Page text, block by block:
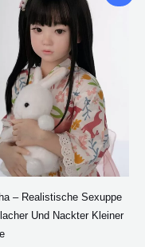
– Realistische Sexuppe
Und Nackter Kleiner
€551.80
durch
€591.18
auf